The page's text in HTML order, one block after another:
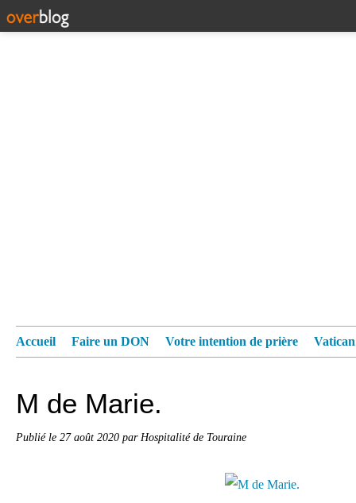
Accueil Faire un DON Votre intention de prière
M de Marie.
Publié le 27 août 2020 par Hospitalité de Touraine